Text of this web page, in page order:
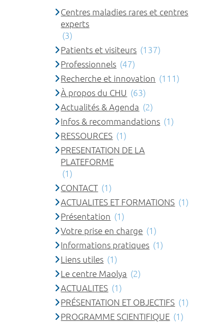
Centres maladies rares et centres
experts
(3)
Patients et visiteurs (137)
Professionnels (47)
Recherche et innovation (111)
À propos du CHU (63)
Actualités & Agenda (2)
Infos & recommandations (1)
RESSOURCES (1)
PRESENTATION DE LA
PLATEFORME
(1)
CONTACT (1)
ACTUALITES ET FORMATIONS (1)
Présentation (1)
Votre prise en charge (1)
Informations pratiques (1)
Liens utiles (1)
Le centre Maolya (2)
ACTUALITES (1)
PRÉSENTATION ET OBJECTIFS (1)
PROGRAMME SCIENTIFIQUE (1)